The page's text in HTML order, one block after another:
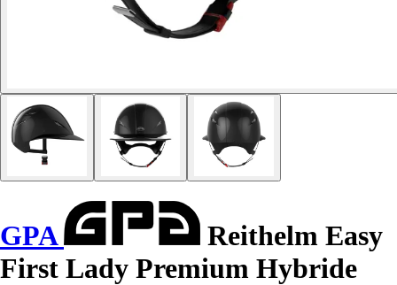
GPA
Reithelm Easy
First Lady Premium Hybride